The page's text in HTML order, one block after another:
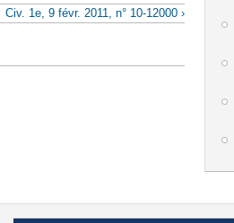
Civ. 1e, 9 févr. 2011, n° 10-12000 ›